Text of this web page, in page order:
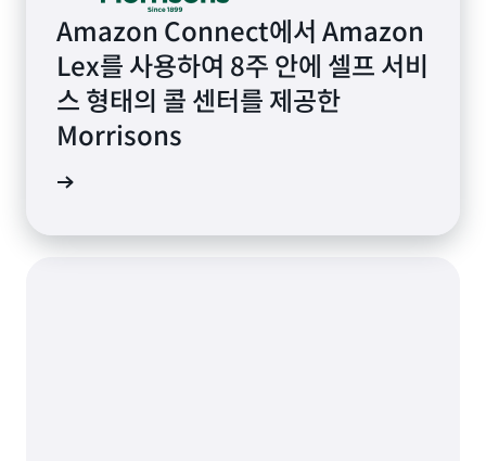
Amazon Connect에서 Amazon
Lex를 사용하여 8주 안에 셀프 서비
스 형태의 콜 센터를 제공한
Morrisons